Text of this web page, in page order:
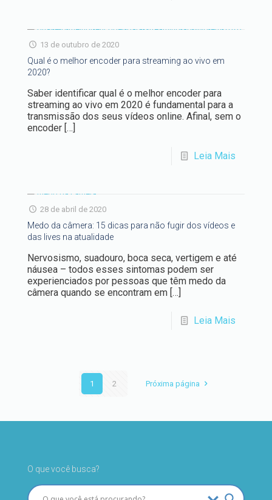
13 de outubro de 2020
Qual é o melhor encoder para streaming ao vivo em
2020?
Saber identificar qual é o melhor encoder para
streaming ao vivo em 2020 é fundamental para a
transmissão dos seus vídeos online. Afinal, sem o
encoder […]
Leia Mais
28 de abril de 2020
Medo da câmera: 15 dicas para não fugir dos vídeos e
das lives na atualidade
Nervosismo, suadouro, boca seca, vertigem e até
náusea – todos esses sintomas podem ser
experienciados por pessoas que têm medo da
câmera quando se encontram em […]
Leia Mais
1 2 Próxima página
O que você busca?